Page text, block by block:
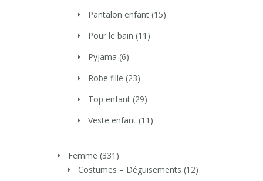
Pantalon enfant (15)
Pour le bain (11)
Pyjama (6)
Robe fille (23)
Top enfant (29)
Veste enfant (11)
Femme (331)
Costumes – Déguisements (12)